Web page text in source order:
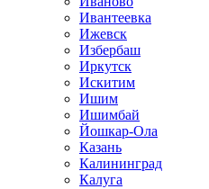
Ивантеевка
Ижевск
Избербаш
Иркутск
Искитим
Ишим
Ишимбай
Йошкар-Ола
Казань
Калининград
Калуга